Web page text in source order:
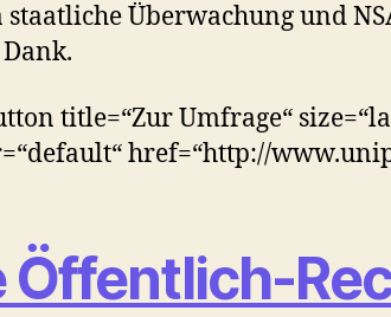
staatliche Überwachung und
title=“Zur Umfrage“
href=“http://
Öffentlich-